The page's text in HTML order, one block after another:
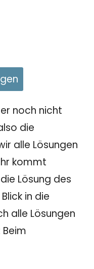
noch nicht
die
alle Lösungen
kommt
Lösung des
in die
alle Lösungen